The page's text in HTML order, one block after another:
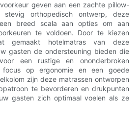
geven aan een zachte pillow-
orthopedisch ontwerp, deze
breed scala aan opties om aan
te voldoen. Door te kiezen
gemaakt hotelmatras van deze
gasten de ondersteuning bieden die
een rustige en ononderbroken
op ergonomie en een goede
zijn deze matrassen ontworpen
te bevorderen en drukpunten
gasten zich optimaal voelen als ze